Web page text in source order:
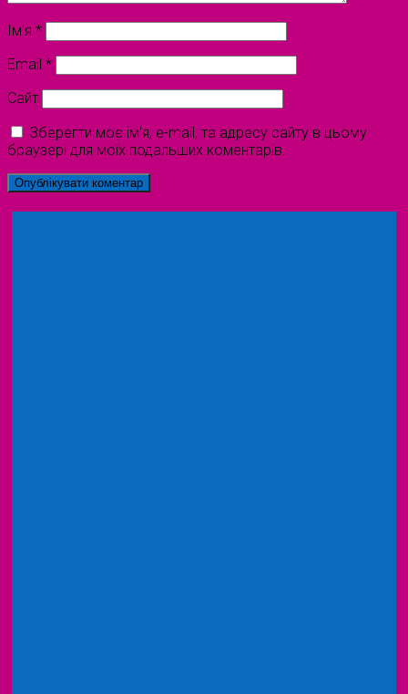
Ім'я *
Email *
Сайт
Зберегти моє ім'я, e-mail, та адресу сайту в цьому
браузері для моїх подальших коментарів.